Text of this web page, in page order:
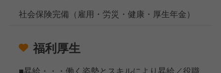
社会保険完備（雇用・労災・健康・厚生年金）
福利厚生
■昇給・・・働く姿勢とスキルにより昇給／役職